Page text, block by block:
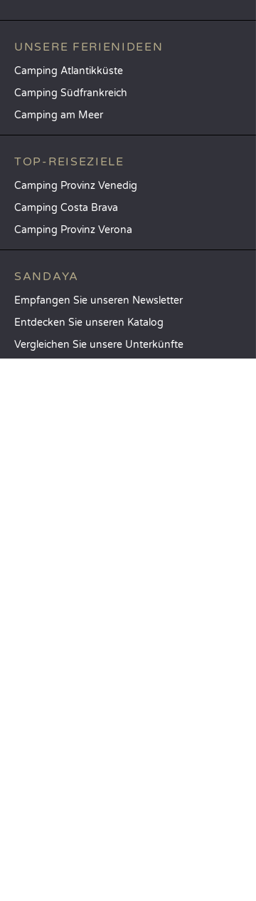
UNSERE FERIENIDEEN
Camping Atlantikküste
Camping Südfrankreich
Camping am Meer
TOP-REISEZIELE
Camping Provinz Venedig
Camping Costa Brava
Camping Provinz Verona
SANDAYA
Empfangen Sie unseren Newsletter
Entdecken Sie unseren Katalog
Vergleichen Sie unsere Unterkünfte